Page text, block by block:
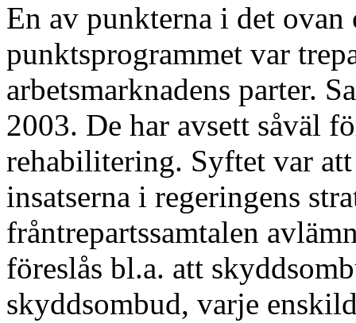
En av punkterna i det ovan
punktsprogrammet var
arbetsmarknadens parter.
2003. De har avsett såväl
rehabilitering. Syftet var att
insatserna i regeringens
fråntrepartssamtalen
föreslås bl.a. att
skyddsombud, varje